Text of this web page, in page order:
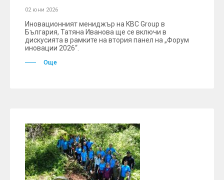
02 юни 2026
Иновационният мениджър на KBC Group в
България, Татяна Иванова ще се включи в
дискусията в рамките на втория панел на „Форум
иновации 2026“.
Още